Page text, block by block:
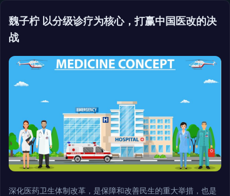
魏子柠 以分级诊疗为核心，打赢中国医改的决
战
深化医药卫生体制改革，是保障和改善民生的重大举措，也是